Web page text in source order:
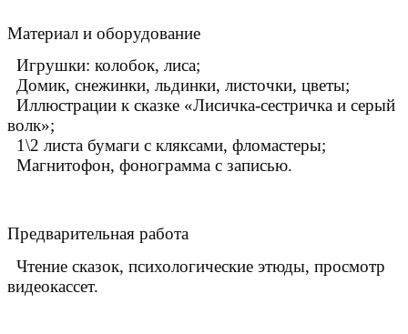
Материал и оборудование
Игрушки: колобок, лиса;
Домик, снежинки, льдинки, листочки, цветы;
Иллюстрации к сказке «Лисичка-сестричка и серый
волк»;
1\2 листа бумаги с кляксами, фломастеры;
Магнитофон, фонограмма с записью.
Предварительная работа
Чтение сказок, психологические этюды, просмотр
видеокассет.